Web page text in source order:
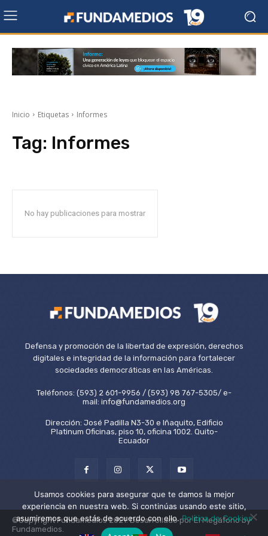
Inicio Etiquetas Informes
Tag: Informes
No hay publicaciones para mostrar
Defensa y promoción de la libertad de expresión, derechos
digitales e integridad de la información para fortalecer
sociedades democráticas en las Américas.
Teléfonos: (593) 2 601-9956 / (593) 98 767-5305/ e-
mail: info@fundamedios.org
Dirección: José Padilla N3-30 e Iñaquito, Edificio
Platinum Oficinas, piso 10, oficina 1002. Quito-
Ecuador
©Copyright Fundamedios 2021. Desarrollado por El Megáfono by
Fundamedios.
Usamos cookies para asegurar que te damos la mejor
experiencia en nuestra web. Si continúas usando este sitio,
asumiremos que estás de acuerdo con ello.Política de Cookies